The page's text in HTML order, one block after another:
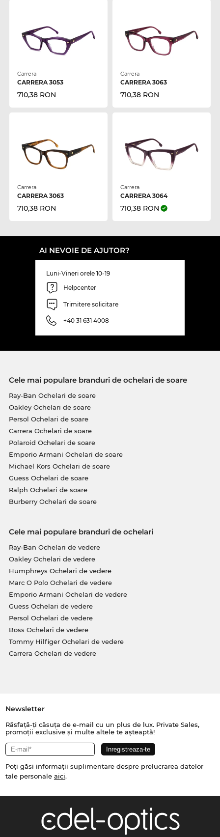
Carrera
CARRERA 3053
710,38 RON
Carrera
CARRERA 3063
710,38 RON
Carrera
CARRERA 3063
710,38 RON
Carrera
CARRERA 3064
710,38 RON
AI NEVOIE DE AJUTOR?
Luni-Vineri orele 10-19
Helpcenter
Trimitere solicitare
+40 31 631 4008
Cele mai populare branduri de ochelari de soare
Ray-Ban Ochelari de soare
Oakley Ochelari de soare
Persol Ochelari de soare
Carrera Ochelari de soare
Polaroid Ochelari de soare
Emporio Armani Ochelari de soare
Michael Kors Ochelari de soare
Guess Ochelari de soare
Ralph Ochelari de soare
Burberry Ochelari de soare
Cele mai populare branduri de ochelari
Ray-Ban Ochelari de vedere
Oakley Ochelari de vedere
Humphreys Ochelari de vedere
Marc O Polo Ochelari de vedere
Emporio Armani Ochelari de vedere
Guess Ochelari de vedere
Persol Ochelari de vedere
Boss Ochelari de vedere
Tommy Hilfiger Ochelari de vedere
Carrera Ochelari de vedere
Newsletter
Răsfață-ți căsuța de e-mail cu un plus de lux. Private Sales,
promoții exclusive și multe altele te așteaptă!
Poți găsi informații suplimentare despre prelucrarea datelor
tale personale aici.